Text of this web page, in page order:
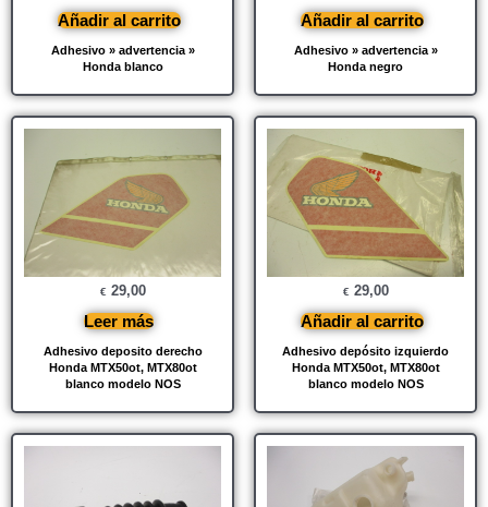
Adhesivo » advertencia »
Honda blanco
Añadir al carrito
Adhesivo » advertencia »
Honda negro
Añadir al carrito
Adhesivo deposito derecho
Honda MTX50ot, MTX80ot
blanco modelo NOS
€ 29,00
Leer más
Adhesivo depósito izquierdo
Honda MTX50ot, MTX80ot
blanco modelo NOS
€ 29,00
Añadir al carrito